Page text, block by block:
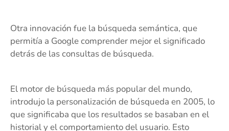
Otra innovación fue la búsqueda semántica, que
permitía a Google comprender mejor el significado
detrás de las consultas de búsqueda.
El motor de búsqueda más popular del mundo,
introdujo la personalización de búsqueda en 2005, lo
que significaba que los resultados se basaban en el
historial y el comportamiento del usuario. Esto